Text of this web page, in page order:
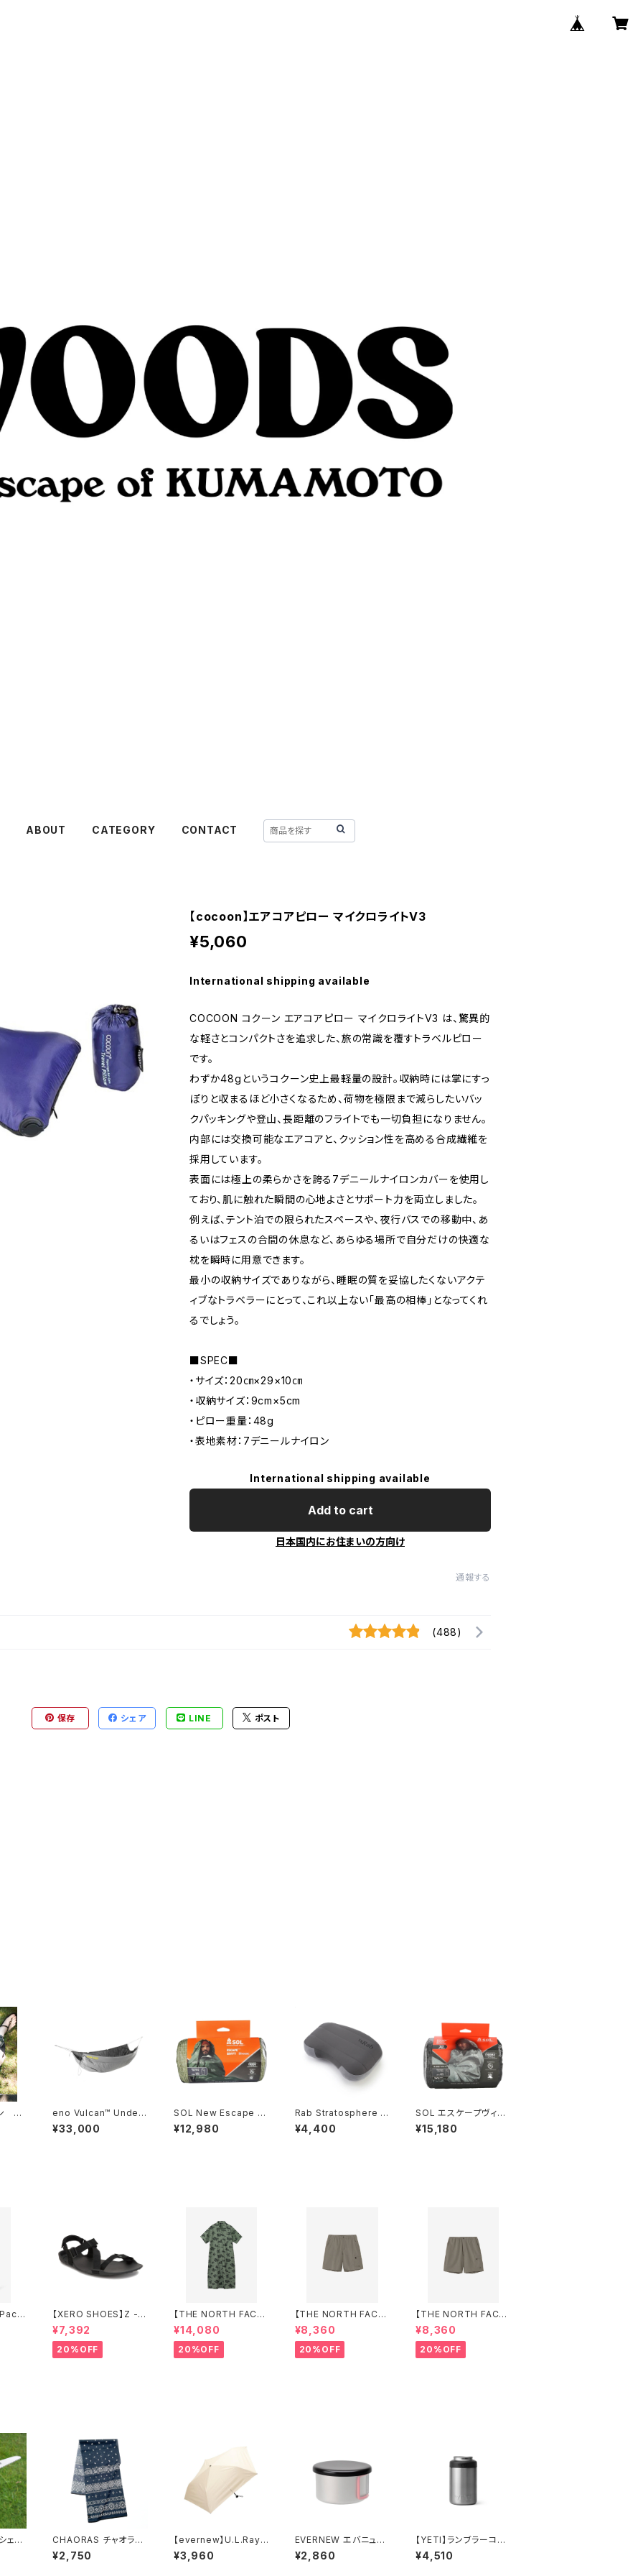
ABOUT CATEGORY CONTACT
【cocoon】エアコアピロー マイクロライトV3
¥5,060
International shipping available
COCOON コクーン エアコアピロー マイクロライトV3 は、驚異的
な軽さとコンパクトさを追求した、旅の常識を覆すトラベルピロー
です。
わずか48gというコクーン史上最軽量の設計。収納時には掌にすっ
ぽりと収まるほど小さくなるため、荷物を極限まで減らしたいバッ
クパッキングや登山、長距離のフライトでも一切負担になりません。
内部には交換可能なエアコアと、クッション性を高める合成繊維を
採用しています。
表面には極上の柔らかさを誇る7デニールナイロンカバーを使用し
ており、肌に触れた瞬間の心地よさとサポート力を両立しました。
例えば、テント泊での限られたスペースや、夜行バスでの移動中、あ
るいはフェスの合間の休息など、あらゆる場所で自分だけの快適な
枕を瞬時に用意できます。
最小の収納サイズでありながら、睡眠の質を妥協したくないアクテ
ィブなトラベラーにとって、これ以上ない「最高の相棒」となってくれ
るでしょう。
■SPEC■
・サイズ：20㎝×29×10㎝
・収納サイズ：9cm×5cm
・ピロー重量：48g
・表地素材：7デニールナイロン
International shipping available
Add to cart
日本国内にお住まいの方向け
通報する
(488)
保存 シェア LINE ポスト
Tr
eno Vulcan™ Under
Quilt
¥33,000
SOL New Escape Bi
vvy
¥12,980
Rab Stratosphere Pi
llow
¥4,400
SOL エスケープヴィヴ
ィ XL ESCAPE BIVVY
¥15,180
【XERO SHOES】Z -T
REK
¥7,392
20%OFF
【THE NORTH FACE】
ショートスリーブアロハ
ベントシャツワンピース
（レディース）
¥14,080
20%OFF
【THE NORTH FACE】
マウンテンカラーショー
ツ（レディース）
¥8,360
20%OFF
【THE NORTH FACE】
マウンテンカラーショー
ツ（メンズ）
¥8,360
20%OFF
ェラ
CHAORAS チャオラ
ス スポーツ手ぬぐい
¥2,750
【evernew】U.L.Rayb
rella
¥3,960
EVERNEW エバニュー
PANTAPAS superior
400
¥2,860
【YETI】ランブラーコル
スター2.0
¥4,510